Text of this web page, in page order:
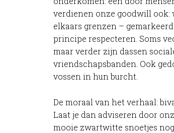
verdienen onze goodwill ook:
elkaars grenzen –
principe respecteren. Soms
maar verder zijn dassen
vriendschapsbanden. Ook
vossen in hun burcht.
De moraal van het verhaal:
Laat je dan adviseren door
mooie zwartwitte snoetjes